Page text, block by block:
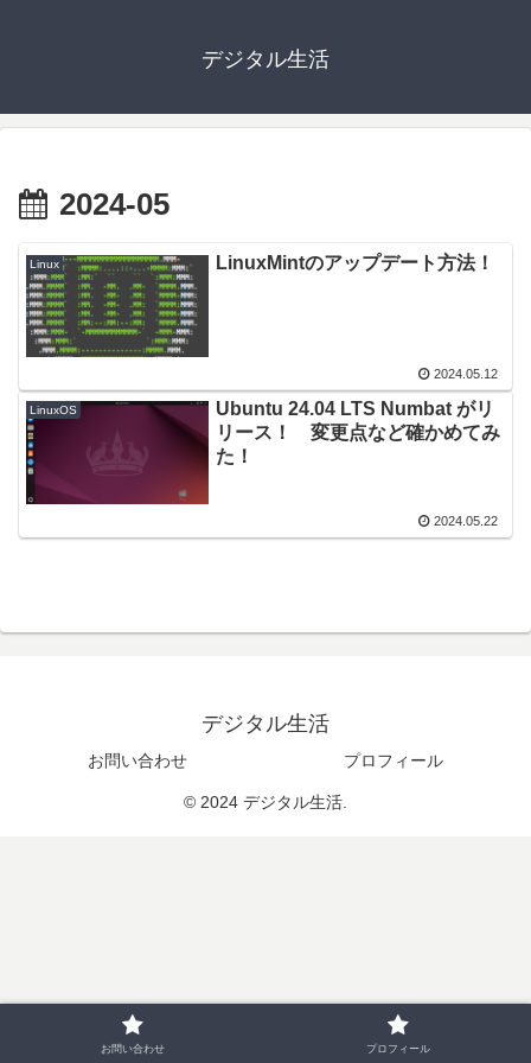
デジタル生活
2024-05
Linux LinuxMintのアップデート方法！
2024.05.12
LinuxOS
Ubuntu 24.04 LTS Numbat がリ
リース！ 変更点など確かめてみ
た！
2024.05.22
デジタル生活
お問い合わせ プロフィール
© 2024 デジタル生活.
お問い合わせ プロフィール